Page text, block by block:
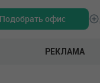
Подобрать офис
РЕКЛАМА